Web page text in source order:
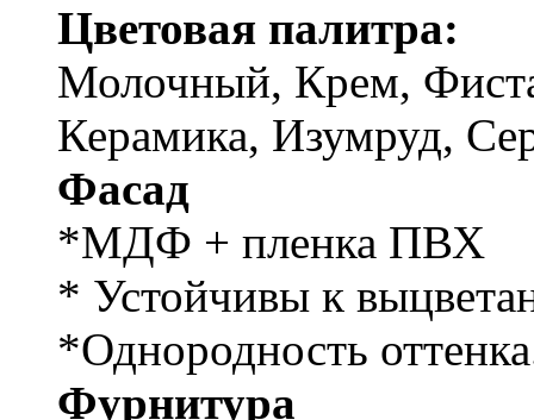
Цветовая палитра:
Молочный, Крем,
Керамика, Изумруд,
Фасад
*МДФ + пленка ПВХ
* Устойчивы к
*Однородность
Фурнитура